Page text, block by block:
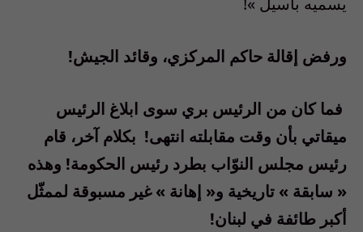
ورفض إقالة حاكم المركزي، وقائد الجيش!
فما كان من الرئيس بري سوى ابلاغ الرئيس
ميقاتي بأن وقت مقابلته انتهى! بكلام آخر، قام
رئيس مجلس النوّاب بطرد رئيس الحكومة! وهذه
« سابقة » تاريخية و« إهانة » غير مسبوقة لممثّل
أكبر طائفة في لبنان!